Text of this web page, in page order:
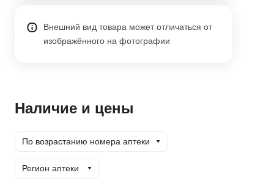
Внешний вид товара может отличаться от
изображённого на фотографии
Наличие и цены
По возрастанию номера аптеки
Регион аптеки